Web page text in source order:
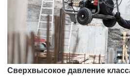
Сверхвысокое давление